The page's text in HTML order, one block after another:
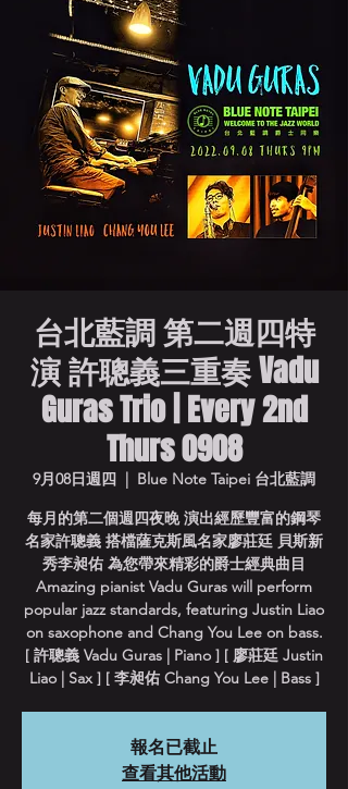
台北藍調 第二週四特
演 許聰義三重奏 Vadu
Guras Trio | Every 2nd
Thurs 0908
9月08日週四
  |
Blue Note Taipei 台北藍調
每月的第二個週四夜晚 演出經歷豐富的鋼琴
名家許聰義 搭檔薩克斯風名家廖莊廷 貝斯新
秀李昶佑 為您帶來精彩的爵士經典曲目
Amazing pianist Vadu Guras will perform
popular jazz standards, featuring Justin Liao
on saxophone and Chang You Lee on bass.
[ 許聰義 Vadu Guras | Piano ] [ 廖莊廷 Justin
Liao | Sax ] [ 李昶佑 Chang You Lee | Bass ]
報名已截止
查看其他活動